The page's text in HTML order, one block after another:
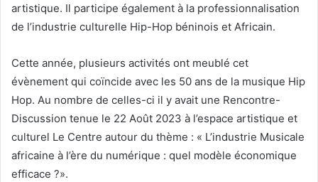
artistique. Il participe également à la professionnalisation
de l’industrie culturelle Hip-Hop béninois et Africain.
Cette année, plusieurs activités ont meublé cet
évènement qui coïncide avec les 50 ans de la musique Hip
Hop. Au nombre de celles-ci il y avait une Rencontre-
Discussion tenue le 22 Août 2023 à l’espace artistique et
culturel Le Centre autour du thème : « L’industrie Musicale
africaine à l’ère du numérique : quel modèle économique
efficace ?».